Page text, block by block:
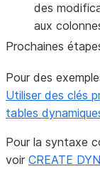
des
aux
Prochaines
Pour des
Utiliser des clés
tables
Pour la syntaxe
voir CREATE